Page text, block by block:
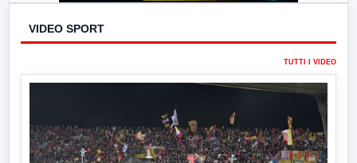
VIDEO SPORT
TUTTI I VIDEO